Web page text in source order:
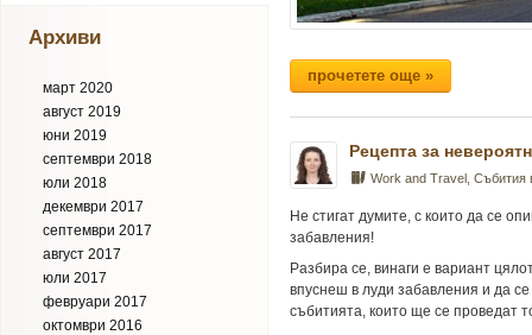
Архиви
март 2020
август 2019
юни 2019
септември 2018
юли 2018
декември 2017
септември 2017
август 2017
юли 2017
февруари 2017
октомври 2016
прочетете още »
Рецепта за
Work and Travel
Не стигат думите, с които да се
забавления!
Разбира се, винаги е вариант
впуснеш в луди забавления и да
събитията, които ще се проведат